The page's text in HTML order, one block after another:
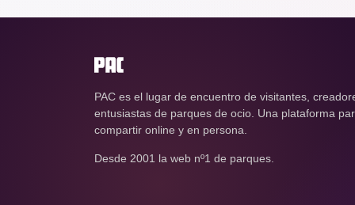
PAC es el lugar de encuentro de visitantes,
entusiastas de parques de ocio. Una plataforma
compartir online y en persona.
Desde 2001 la web nº1 de parques.